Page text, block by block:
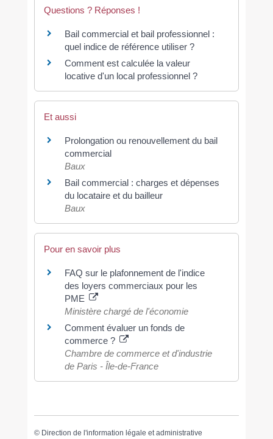
Questions ? Réponses !
Bail commercial et bail professionnel :
quel indice de référence utiliser ?
Comment est calculée la valeur
locative d'un local professionnel ?
Et aussi
Prolongation ou renouvellement du bail
commercial
Baux
Bail commercial : charges et dépenses
du locataire et du bailleur
Baux
Pour en savoir plus
FAQ sur le plafonnement de l'indice
des loyers commerciaux pour les
PME
Ministère chargé de l'économie
Comment évaluer un fonds de
commerce ?
Chambre de commerce et d'industrie
de Paris - Île-de-France
© Direction de l'information légale et administrative